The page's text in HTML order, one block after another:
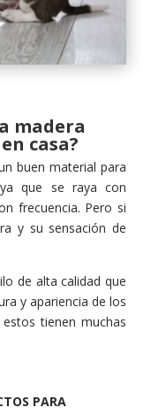
madera
casa?
buen material para
que se raya con
frecuencia. Pero si
y su sensación de
de alta calidad que
y apariencia de los
tienen muchas
PARA